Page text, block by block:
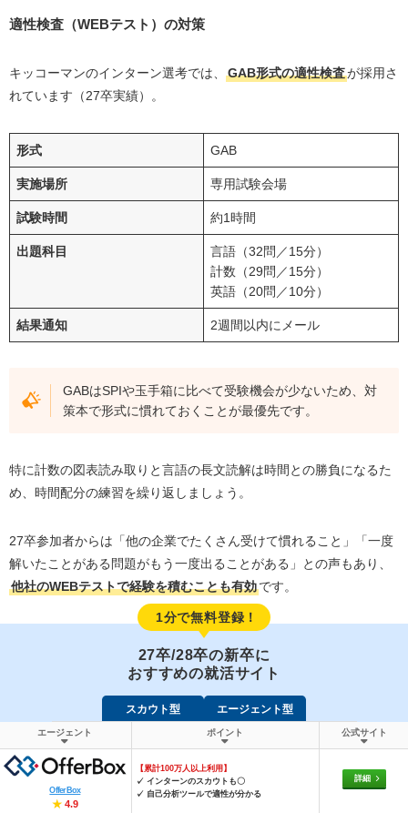
適性検査（WEBテスト）の対策
キッコーマンのインターン選考では、 GAB形式の適性検査が採用さ
れています（27卒実績）。
形式 GAB
実施場所 専用試験会場
試験時間 約1時間
出題科目
言語（32問／15分）
計数（29問／15分）
英語（20問／10分）
結果通知 2週間以内にメール
GABはSPIや玉手箱に比べて受験機会が少ないため、対
策本で形式に慣れておくことが最優先です。
特に計数の図表読み取りと言語の長文読解は時間との勝負になるた
め、時間配分の練習を繰り返しましょう。
27卒参加者からは「他の企業でたくさん受けて慣れること」「一度
解いたことがある問題がもう一度出ることがある」との声もあり、
他社のWEBテストで経験を積むことも有効です。
1分で無料登録！
27卒/28卒の新卒に
おすすめの就活サイト
スカウト型 エージェント型
エージェント ポイント 公式サイト
OfferBox
★4.9
【累計100万人以上利用】
✓ インターンのスカウトも〇
✓ 自己分析ツールで適性が分かる
詳細